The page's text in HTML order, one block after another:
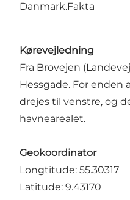
Danmark.Fakta
Kørevejledning
Fra Brovejen
Hessgade. For enden
drejes til venstre, og
havnearealet.
Geokoordinator
Longtitude: 55.30317
Latitude: 9.43170